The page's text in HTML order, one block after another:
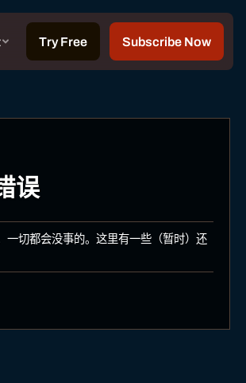
误
一切都会没事的。这里有一些（暂时）还